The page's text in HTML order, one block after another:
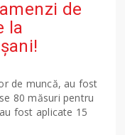
de
la
de muncă, au fost
80 măsuri pentru
fost aplicate 15